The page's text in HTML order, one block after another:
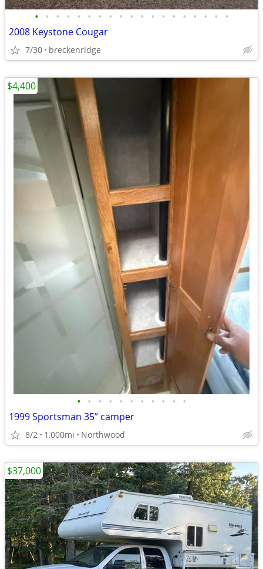
• • • • • • • • • • • • • • • • • • •
2008 Keystone Cougar
7/30 breckenridge
• • • • • • • • • • •
1999 Sportsman 35” camper
8/2 1,000mi Northwood
$4,400
$37,000